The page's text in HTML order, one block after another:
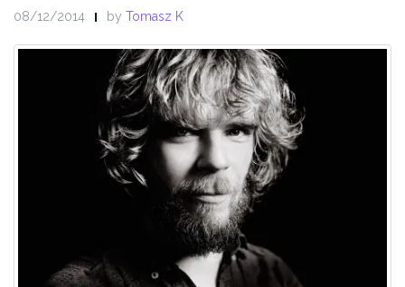
08/12/2014 by Tomasz K